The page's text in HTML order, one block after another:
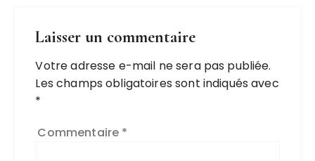
Laisser un commentaire
Votre adresse e-mail ne sera pas publiée.
Les champs obligatoires sont indiqués avec
*
Commentaire *